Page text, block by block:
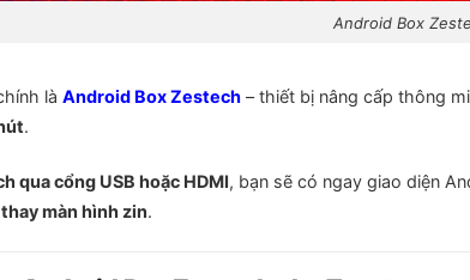
Android Box
là Android Box Zestech – thiết bị nâng cấp thông
.
qua cổng USB hoặc HDMI, bạn sẽ có ngay giao diện
màn hình zin.